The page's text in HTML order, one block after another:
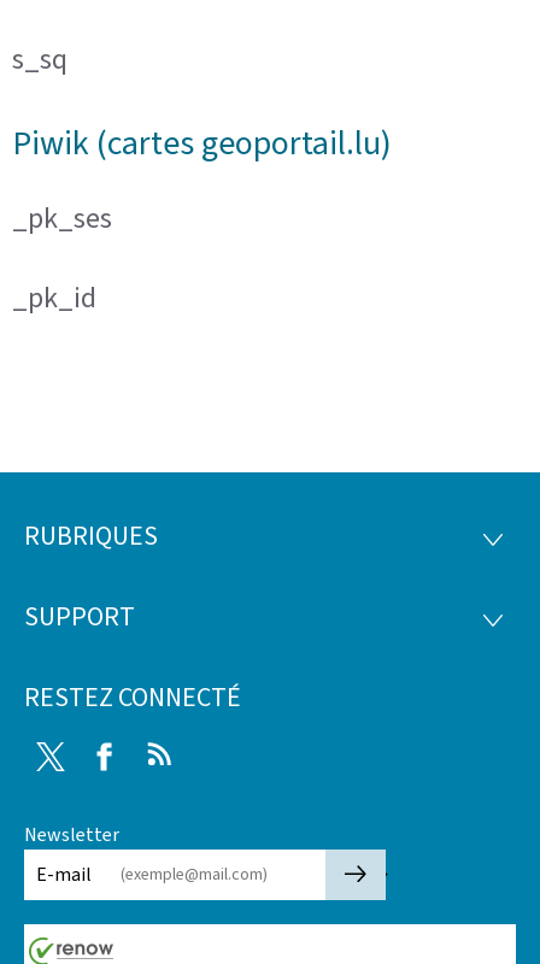
s_sq
Piwik (cartes geoportail.lu)
_pk_ses
_pk_id
Pied
page
RUBRIQUES
SUPPORT
RESTEZ CONNECTÉ
Twitter Facebook
Newsletter
E-mail
🡒